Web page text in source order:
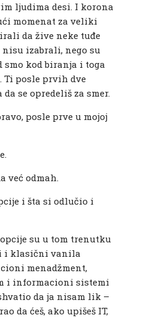
ljudima desi. I korona
momenat za veliki
da žive neke tuđe
izabrali, nego su
smo kod biranja i toga
Ti posle prvih dve
se opredeliš za smer.
posle prve u mojoj
već odmah.
i šta si odlučio i
su u tom trenutku
i klasični vanila
menadžment,
i informacioni sistemi
da ja nisam lik –
da ćeš, ako upišeš IT,